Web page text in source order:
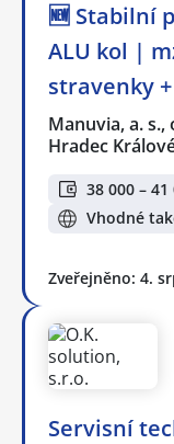
🆕 Stabilní
ALU kol |
stravenky
Manuvia, a.
Hradec
38 000 – 41
Vhodné
Zveřejněno: 4.
Servisní